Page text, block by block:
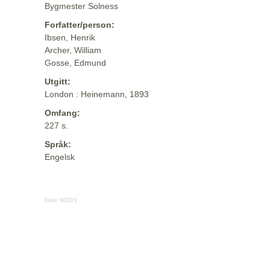
Bygmester Solness
Forfatter/person:
Ibsen, Henrik
Archer, William
Gosse, Edmund
Utgitt:
London : Heinemann, 1893
Omfang:
227 s.
Språk:
Engelsk
Kilde: MODS